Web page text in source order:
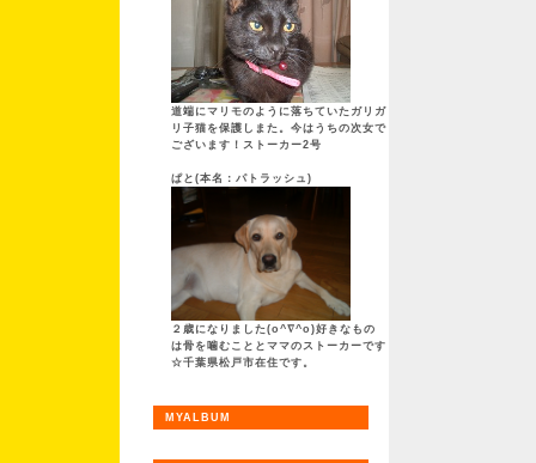
道端にマリモのように落ちていたガリガ
リ子猫を保護しまた。今はうちの次女で
ございます！ストーカー2号
ぱと(本名：パトラッシュ)
２歳になりました(o^∇^o)好きなもの
は骨を噛むこととママのストーカーです
☆千葉県松戸市在住です。
MYALBUM